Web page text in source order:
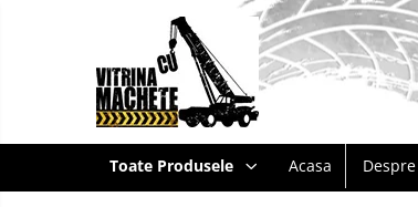
Toate Produsele
Machete utilaje de constructii
Machete macarale si alte utilaje de
Toate Produsele Acasa